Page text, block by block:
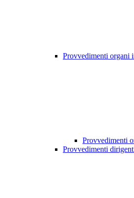
Provvedimenti organi
Provvedimenti
Provvedimenti